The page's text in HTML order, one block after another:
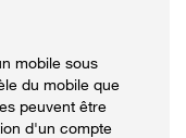
mobile sous
du mobile que
peuvent être
d'un compte